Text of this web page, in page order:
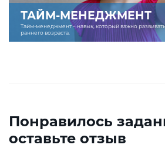
ТАЙМ-МЕНЕДЖМЕНТ
Тайм-менеджмент – навык, который важно
раннего возраста.
Понравилось
оставьте отзыв